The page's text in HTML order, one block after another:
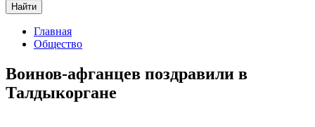
Найти
Главная
Общество
Воинов-афганцев поздравили в
Талдыкоргане